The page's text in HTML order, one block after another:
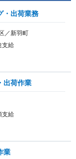
・出荷業務
／新羽町
支給
出荷作業
支給
業